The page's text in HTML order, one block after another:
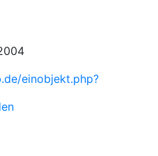
einobjekt.php?